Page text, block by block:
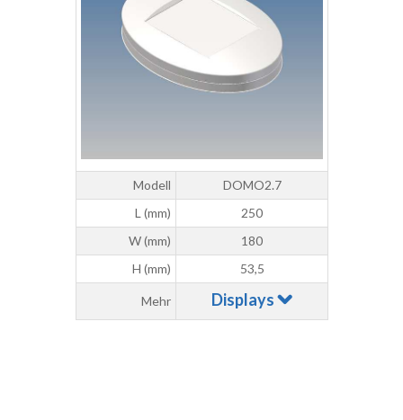
Modell
DOMO2.7
L (mm)
250
W (mm)
180
H (mm)
53,5
Mehr Displays